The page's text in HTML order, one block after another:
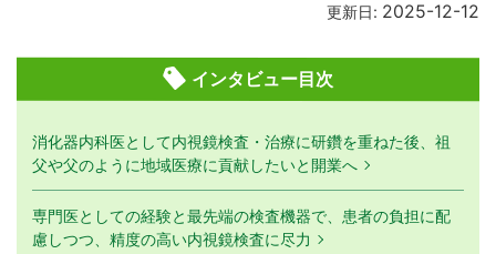
更新日: 2025-12-12
インタビュー目次
消化器内科医として内視鏡検査・治療に研鑽を重ねた後、祖
父や父のように地域医療に貢献したいと開業へ
専門医としての経験と最先端の検査機器で、患者の負担に配
慮しつつ、精度の高い内視鏡検査に尽力